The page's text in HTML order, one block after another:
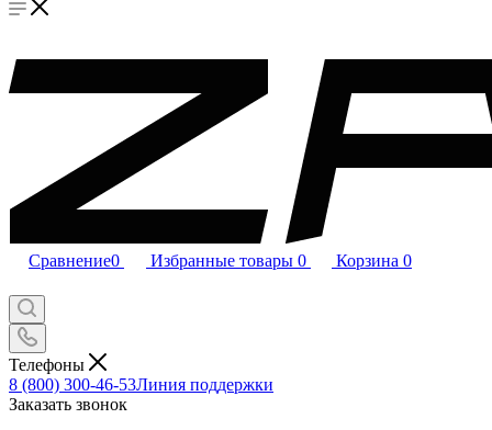
Сравнение0 Избранные товары 0 Корзина 0
Телефоны
8 (800) 300-46-53Линия поддержки
Заказать звонок